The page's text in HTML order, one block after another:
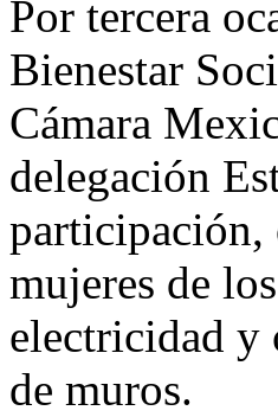
Por tercera
Bienestar
Cámara
delegación
participación,
mujeres de
electricidad y
de muros.